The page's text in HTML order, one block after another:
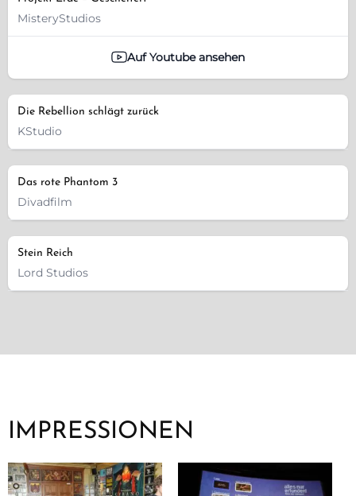
MisteryStudios
Auf Youtube ansehen
Die Rebellion schlägt zurück
KStudio
Das rote Phantom 3
Divadfilm
Stein Reich
Lord Studios
IMPRESSIONEN